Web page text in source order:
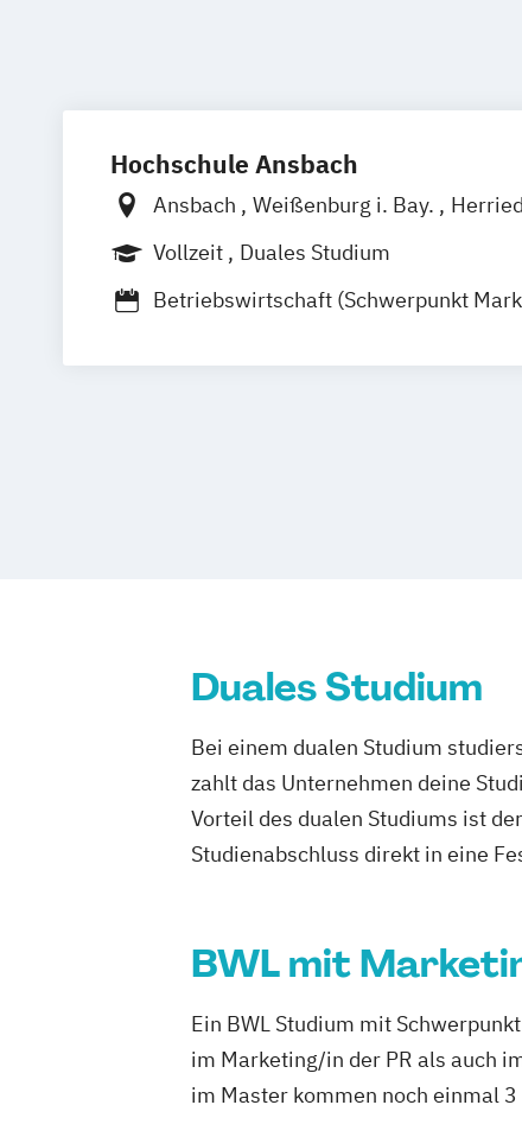
Hochschule Ansbach
Ansbach Weißenburg i. Bay.
Feuchtwangen
Rothenburg o.d.T.
Vollzeit
Duales Studium
Betriebswirtschaft (Schwerpunkt
Public Relations und
Duales Studium
Bei einem dualen Studium
zahlt das Unternehmen deine
Vorteil des dualen Studiums ist
Studienabschluss direkt in eine
BWL mit
Ein BWL Studium mit
im Marketing/in der PR als auch
im Master kommen noch einmal